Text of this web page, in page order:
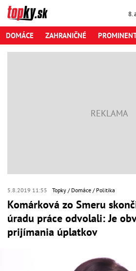
8.
DOMÁCE ZAHRANIČNÉ
5.8.2019 11:55 Topky Domáce Politika
Komárková zo Smeru
úradu práce odvolali: Je
prijímania úplatkov